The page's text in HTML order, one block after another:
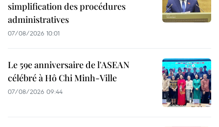
simplification des procédures
administratives
07/08/2026 10:01
Le 59e anniversaire de l'ASEAN
célébré à Hô Chi Minh-Ville
07/08/2026 09:44